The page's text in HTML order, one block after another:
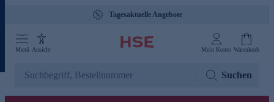
Tagesaktuelle Angebote
Menü Ansicht Mein Konto Warenkorb
Suchen